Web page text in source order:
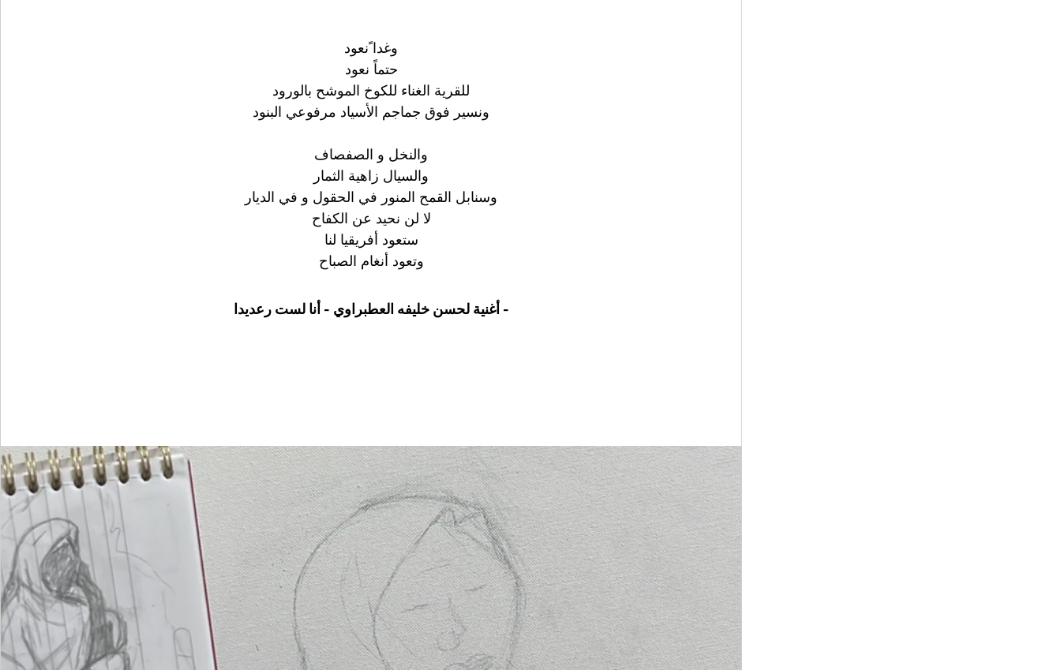
وغدا ًنعود
‏حتماً نعود
‏للقرية الغناء للكوخ الموشح بالورود
‏ونسير فوق جماجم الأسياد مرفوعي البنود
والنخل و الصفصاف
والسيال زاهية الثمار
وسنابل القمح المنور في الحقول و في الديار
لا لن نحيد عن الكفاح
ستعود أفريقيا لنا
وتعود أنغام الصباح
- أغنية لحسن خليفه العطبراوي - أنا لست رعديدا